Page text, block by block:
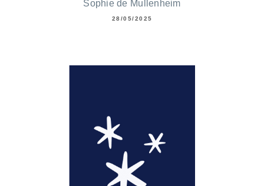
Sophie de Mullenheim
28/05/2025